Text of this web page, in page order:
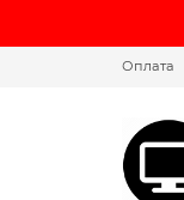
Оплата